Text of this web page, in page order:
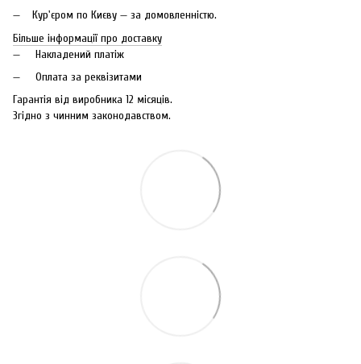
Кур'єром по Києву — за домовленністю.
Більше інформації про доставку
Накладений платіж
Оплата за реквізитами
Гарантія від виробника 12 місяців.
Згідно з чинним законодавством.